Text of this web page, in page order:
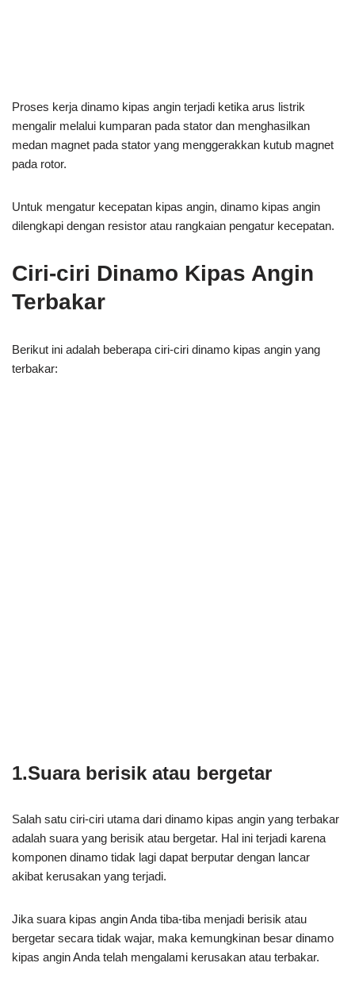
Proses kerja dinamo kipas angin terjadi ketika arus listrik
mengalir melalui kumparan pada stator dan menghasilkan
medan magnet pada stator yang menggerakkan kutub magnet
pada rotor.
Untuk mengatur kecepatan kipas angin, dinamo kipas angin
dilengkapi dengan resistor atau rangkaian pengatur kecepatan.
Ciri-ciri Dinamo Kipas Angin
Terbakar
Berikut ini adalah beberapa ciri-ciri dinamo kipas angin yang
terbakar:
1.Suara berisik atau bergetar
Salah satu ciri-ciri utama dari dinamo kipas angin yang terbakar
adalah suara yang berisik atau bergetar. Hal ini terjadi karena
komponen dinamo tidak lagi dapat berputar dengan lancar
akibat kerusakan yang terjadi.
Jika suara kipas angin Anda tiba-tiba menjadi berisik atau
bergetar secara tidak wajar, maka kemungkinan besar dinamo
kipas angin Anda telah mengalami kerusakan atau terbakar.